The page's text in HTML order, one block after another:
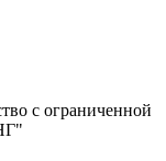
с ограниченной